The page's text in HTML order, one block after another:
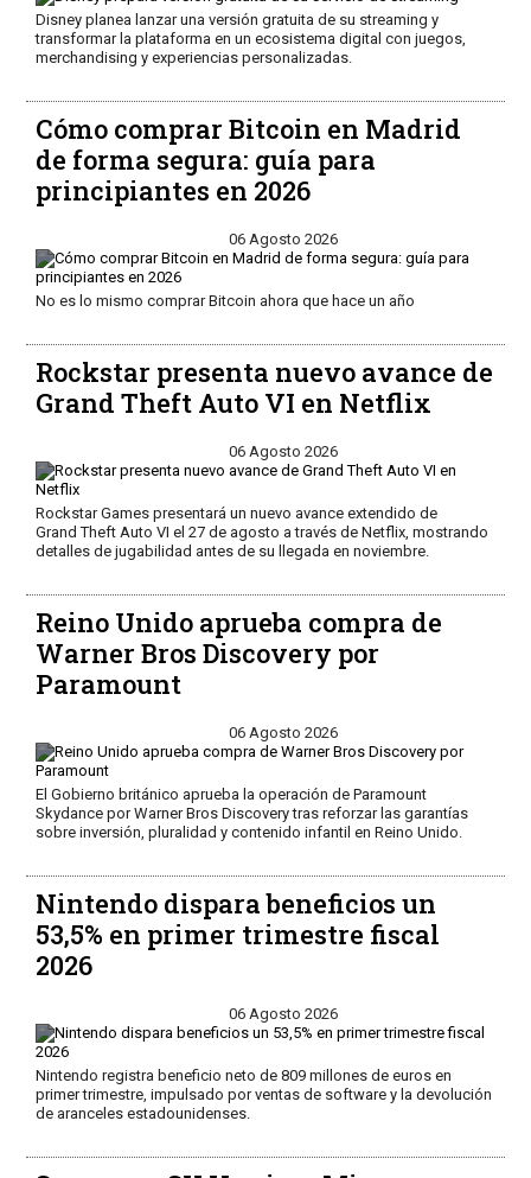
Disney planea lanzar una versión gratuita de su streaming y
transformar la plataforma en un ecosistema digital con juegos,
merchandising y experiencias personalizadas.
Cómo comprar Bitcoin en Madrid
de forma segura: guía para
principiantes en 2026
06 Agosto 2026
No es lo mismo comprar Bitcoin ahora que hace un año
Rockstar presenta nuevo avance de
Grand Theft Auto VI en Netflix
06 Agosto 2026
Rockstar Games presentará un nuevo avance extendido de
Grand Theft Auto VI el 27 de agosto a través de Netflix, mostrando
detalles de jugabilidad antes de su llegada en noviembre.
Reino Unido aprueba compra de
Warner Bros Discovery por
Paramount
06 Agosto 2026
El Gobierno británico aprueba la operación de Paramount
Skydance por Warner Bros Discovery tras reforzar las garantías
sobre inversión, pluralidad y contenido infantil en Reino Unido.
Nintendo dispara beneficios un
53,5% en primer trimestre fiscal
2026
06 Agosto 2026
Nintendo registra beneficio neto de 809 millones de euros en
primer trimestre, impulsado por ventas de software y la devolución
de aranceles estadounidenses.